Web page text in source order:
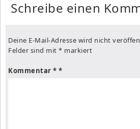
Schreibe einen
Deine E-Mail-Adresse wird nicht
Felder sind mit * markiert
Kommentar *